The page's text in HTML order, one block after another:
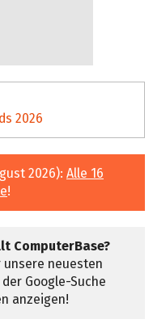
2026
2026): Alle 16
!
ComputerBase?
unsere neuesten
Google-Suche
anzeigen!